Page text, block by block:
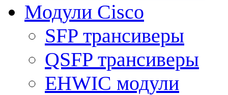
Модули Cisco
SFP трансиверы
QSFP трансиверы
EHWIC модули